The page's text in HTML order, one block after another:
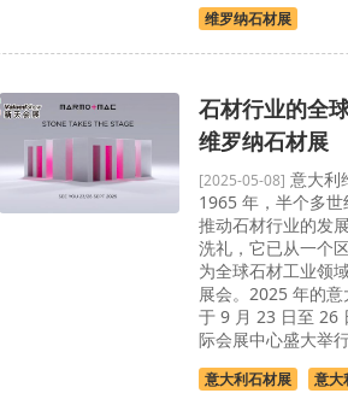
维罗纳石材展
石材行业的全
维罗纳石材展
[2025-05-08] 意大利
1965 年，半个多
推动石材行业的发
洗礼，它已从一个
为全球石材工业领
展会。2025 年的
于 9 月 23 日至 26
际会展中心盛大举
意大利石材展
意大